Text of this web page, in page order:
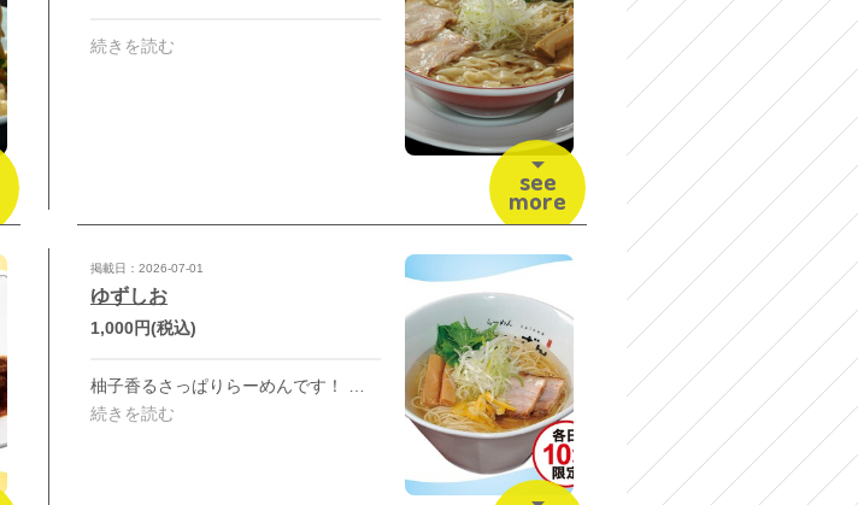
続きを読む
see
more
掲載日：2026-07-01
ゆずしお
1,000円(税込)
柚子香るさっぱりらーめんです！ ＜夏のスタミナ VS さっぱりメニュー＞ 7/1(水)～8/16(日)まで
続きを読む